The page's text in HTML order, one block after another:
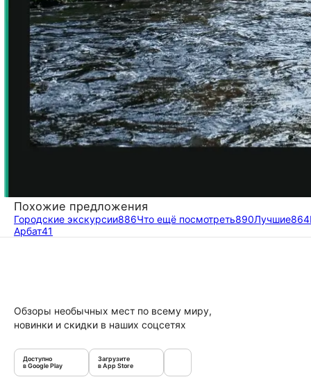
Похожие предложения
Городские экскурсии886Что ещё посмотреть890Лучшие864
Арбат41
Обзоры необычных мест по всему миру,
новинки и скидки в наших соцсетях
Доступно
в Google Play
Загрузите
в App Store